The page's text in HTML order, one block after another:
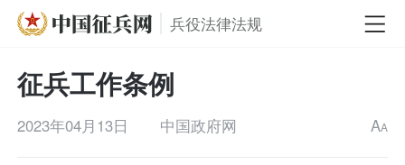
兵役法律法规
征兵工作条例
2023年04月13日 中国政府网 AA